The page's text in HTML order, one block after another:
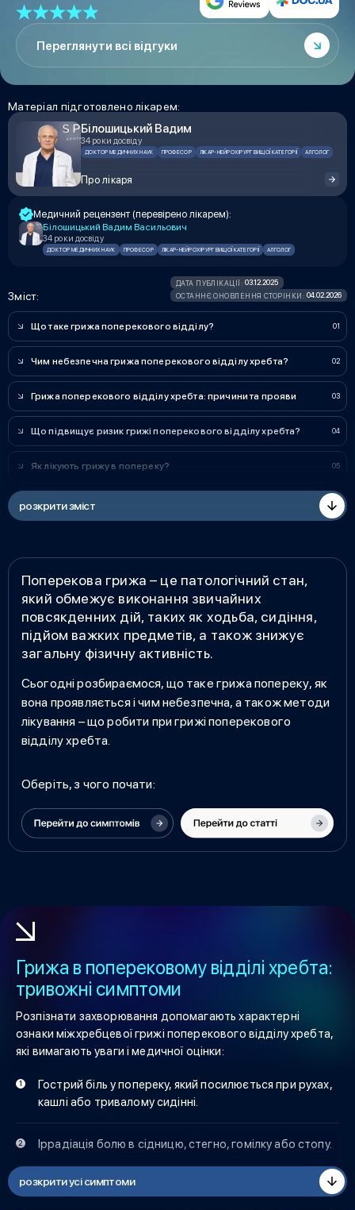
Переглянути всі відгуки
Матеріал підготовлено лікарем:
Білошицький Вадим
34 роки досвіду
ДОКТОР МЕДИЧНИХ НАУК ПРОФЕСОР ЛІКАР-НЕЙРОХІРУРГ ВИЩОЇ КАТЕГОРІЇ АЛГОЛОГ
Про лікаря
Медичний рецензент (перевірено лікарем):
Білошицький Вадим Васильович
34 роки досвіду
ДОКТОР МЕДИЧНИХ НАУК ПРОФЕСОР ЛІКАР-НЕЙРОХІРУРГ ВИЩОЇ КАТЕГОРІЇ АЛГОЛОГ
Зміст:
ДАТА ПУБЛІКАЦІЇ: 03.12.2025
ОСТАННЄ ОНОВЛЕННЯ СТОРІНКИ: 04.02.2026
Що таке грижа поперекового відділу?
Чим небезпечна грижа поперекового відділу хребта?
Грижа поперекового відділу хребта: причини та прояви
Що підвищує ризик грижі поперекового відділу хребта?
Як лікують грижу в попереку?
розкрити зміст
Поперекова грижа – це патологічний стан,
який обмежує виконання звичайних
повсякденних дій, таких як ходьба, сидіння,
підйом важких предметів, а також знижує
загальну фізичну активність.
Сьогодні розбираємося, що таке грижа попереку, як
вона проявляється і чим небезпечна, а також методи
лікування –що робити при грижі поперекового
відділу хребта.
Оберіть, з чого почати:
Грижа в поперековому відділі хребта:
тривожні симптоми
Розпізнати захворювання допомагають характерні
ознаки міжхребцевої грижі поперекового відділу хребта,
які вимагають уваги і медичної оцінки:
Гострий біль у попереку, який посилюється при рухах,
кашлі або тривалому сидінні.
Іррадіація болю в сідницю, стегно, гомілку або стопу.
Втрата або зниження чутливості, відчуття оніміння і
розкрити усі симптоми